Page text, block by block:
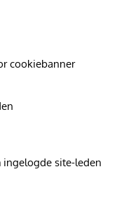
cookiebanner
ingelogde site-leden